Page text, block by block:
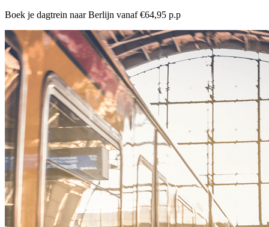
Boek je dagtrein naar Berlijn vanaf €64,95 p.p